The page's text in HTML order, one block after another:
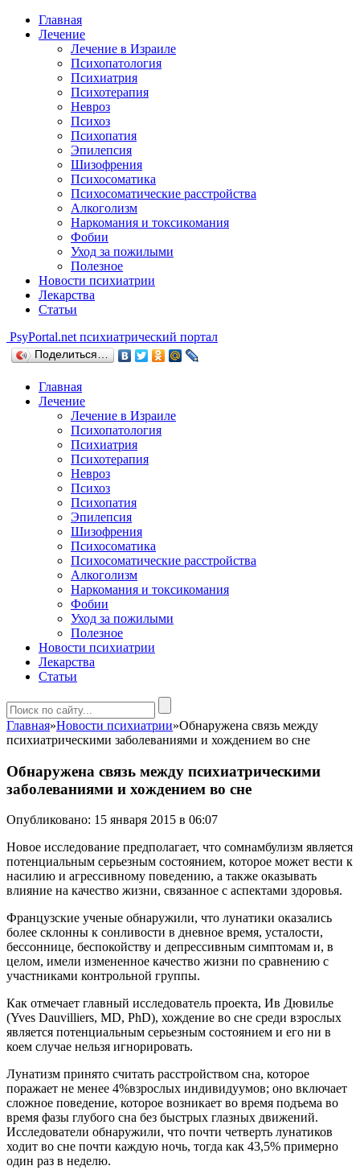
Главная
Лечение
Лечение в Израиле
Психопатология
Психиатрия
Психотерапия
Невроз
Психоз
Психопатия
Эпилепсия
Шизофрения
Психосоматика
Психосоматические расстройства
Алкоголизм
Наркомания и токсикомания
Фобии
Уход за пожилыми
Полезное
Новости психиатрии
Лекарства
Статьи
PsyPortal.net психиатрический портал
Поделиться…
Главная
Лечение
Лечение в Израиле
Психопатология
Психиатрия
Психотерапия
Невроз
Психоз
Психопатия
Эпилепсия
Шизофрения
Психосоматика
Психосоматические расстройства
Алкоголизм
Наркомания и токсикомания
Фобии
Уход за пожилыми
Полезное
Новости психиатрии
Лекарства
Статьи
Главная»Новости психиатрии»Обнаружена связь между
психиатрическими заболеваниями и хождением во сне
Обнаружена связь между психиатрическими
заболеваниями и хождением во сне
Опубликовано: 15 января 2015 в 06:07
Новое исследование предполагает, что сомнамбулизм является
потенциальным серьезным состоянием, которое может вести к
насилию и агрессивному поведению, а также оказывать
влияние на качество жизни, связанное с аспектами здоровья.
Французские ученые обнаружили, что лунатики оказались
более склонны к сонливости в дневное время, усталости,
бессоннице, беспокойству и депрессивным симптомам и, в
целом, имели измененное качество жизни по сравнению с
участниками контрольной группы.
Как отмечает главный исследователь проекта, Ив Дювилье
(Yves Dauvilliers, MD, PhD), хождение во сне среди взрослых
является потенциальным серьезным состоянием и его ни в
коем случае нельзя игнорировать.
Лунатизм принято считать расстройством сна, которое
поражает не менее 4%взрослых индивидуумов; оно включает
сложное поведение, которое возникает во время подъема во
время фазы глубого сна без быстрых глазных движений.
Исследователи обнаружили, что почти четверть лунатиков
ходит во сне почти каждую ночь, тогда как 43,5% примерно
один раз в неделю.